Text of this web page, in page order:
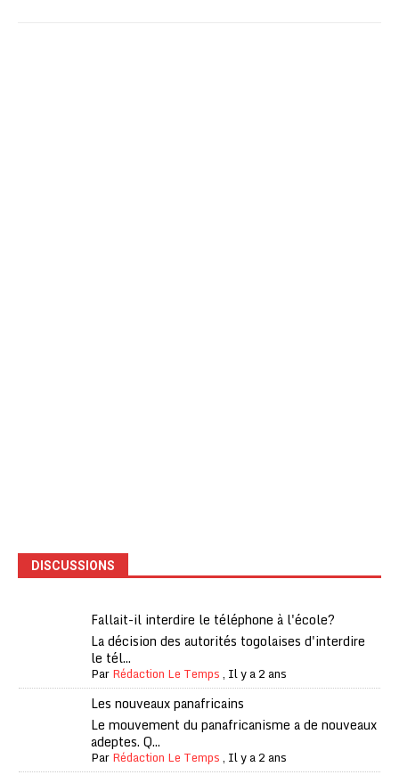
DISCUSSIONS
Fallait-il interdire le téléphone à l'école?
La décision des autorités togolaises d'interdire
le tél...
ParRédaction Le Temps, Il y a 2 ans
Les nouveaux panafricains
Le mouvement du panafricanisme a de nouveaux
adeptes. Q...
ParRédaction Le Temps, Il y a 2 ans